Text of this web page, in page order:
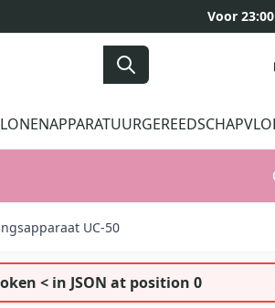
Voor
APPARATUURGEREEDSCHAP
UC-50
< in JSON at position 0